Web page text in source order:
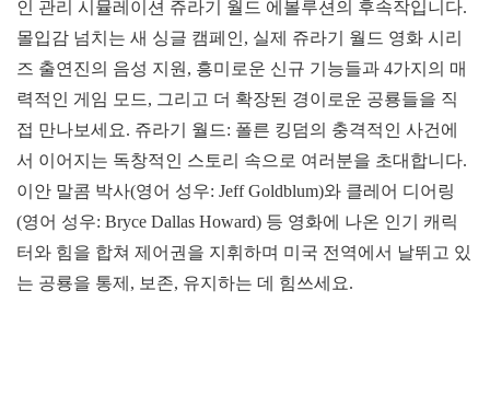
인 관리 시뮬레이션 쥬라기 월드 에볼루션의 후속작입니다.
몰입감 넘치는 새 싱글 캠페인, 실제 쥬라기 월드 영화 시리
즈 출연진의 음성 지원, 흥미로운 신규 기능들과 4가지의 매
력적인 게임 모드, 그리고 더 확장된 경이로운 공룡들을 직
접 만나보세요. 쥬라기 월드: 폴른 킹덤의 충격적인 사건에
서 이어지는 독창적인 스토리 속으로 여러분을 초대합니다.
이안 말콤 박사(영어 성우: Jeff Goldblum)와 클레어 디어링
(영어 성우: Bryce Dallas Howard) 등 영화에 나온 인기 캐릭
터와 힘을 합쳐 제어권을 지휘하며 미국 전역에서 날뛰고 있
는 공룡을 통제, 보존, 유지하는 데 힘쓰세요.